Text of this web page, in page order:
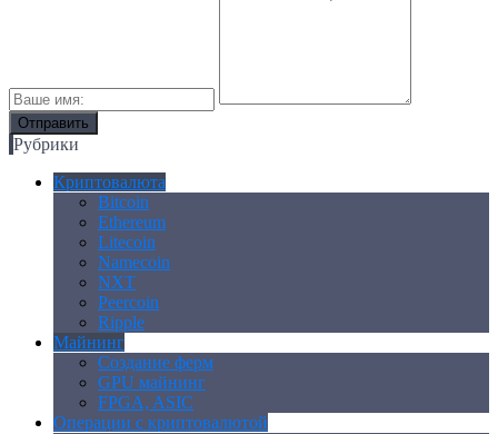
Рубрики
Криптовалюта
Bitcoin
Ethereum
Litecoin
Namecoin
NXT
Peercoin
Ripple
Майнинг
Создание ферм
GPU майнинг
FPGA, ASIC
Операции с криптовалютой